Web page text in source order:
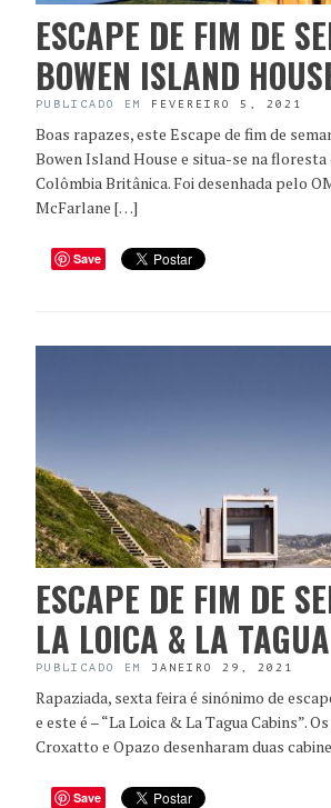
ESCAPE DE FIM DE
BOWEN ISLAND
PUBLICADO EM FEVEREIRO 5, 2021
Boas rapazes, este Escape de fim de
Bowen Island House e situa-se na floresta
Colômbia Britânica. Foi desenhada pelo
McFarlane […]
Save
ESCAPE DE FIM DE
LA LOICA & LA
PUBLICADO EM JANEIRO 29, 2021
Rapaziada, sexta feira é sinónimo de
e este é – “La Loica & La Tagua Cabins”.
Croxatto e Opazo desenharam duas
Save